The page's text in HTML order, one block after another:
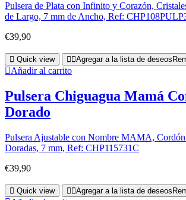
Pulsera de Plata con Infinito y Corazón,
de Largo, 7 mm de Ancho, Ref:
€39,90
Quick view Agregar a la lista de deseos
Añadir al carrito
Pulsera Chiguagua Mamá
Dorado
Pulsera Ajustable con Nombre MAMA, Cordón
Doradas, 7 mm, Ref: CHP115731C
€39,90
Quick view Agregar a la lista de deseos